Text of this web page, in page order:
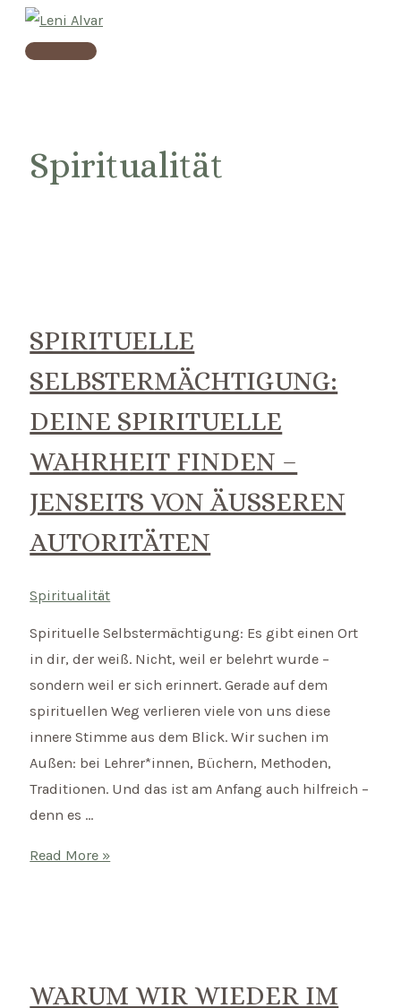
Skip
Main
Spiritualität
SPIRITUELLE
SELBSTERMÄCHTIGUNG:
DEINE SPIRITUELLE
WAHRHEIT FINDEN –
JENSEITS VON ÄUSSEREN A
UTORITÄTEN
Spiritualität
Spirituelle Selbstermächtigung: Es gibt einen Ort
in dir, der weiß. Nicht, weil er belehrt wurde –
sondern weil er sich erinnert. Gerade auf dem
spirituellen Weg verlieren viele von uns diese
innere Stimme aus dem Blick. Wir suchen im
Außen: bei Lehrer*innen, Büchern, Methoden,
Traditionen. Und das ist am Anfang auch hilfreich –
denn es …
Spirituelle
finden
Read More »
WARUM WIR WIEDER IM